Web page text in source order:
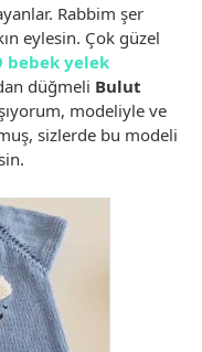
Rabbim şer
eylesin. Çok güzel
bebek yelek
düğmeli Bulut
modeliyle ve
sizlerde bu modeli